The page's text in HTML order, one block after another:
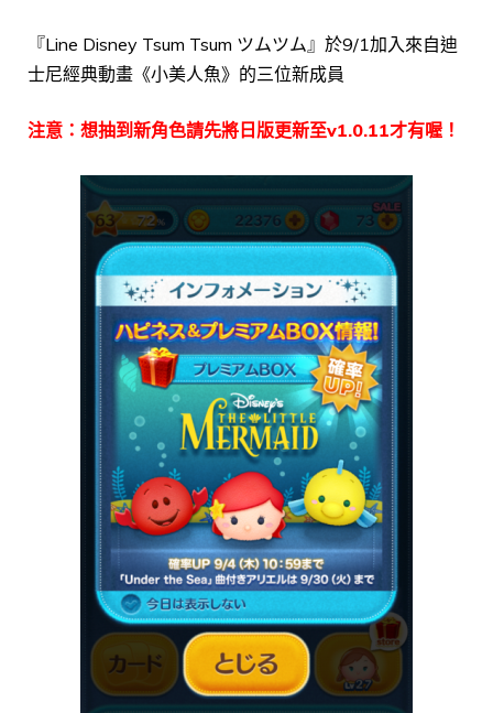
『Line Disney Tsum Tsum ツムツム』於9/1加入來自迪
士尼經典動畫《小美人魚》的三位新成員
注意：想抽到新角色請先將日版更新至v1.0.11才有喔！